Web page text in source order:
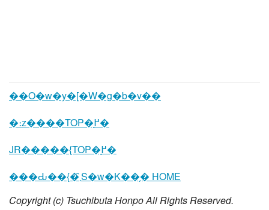
��O�w�y�[�W�g�b�v��
�։z����TOP�֖߂�
JR�����{TOP�֖߂�
���Ԃ��{�܂̑S�w�K��̗� HOME
Copyright (c) Tsuchibuta Honpo All Rights Reserved.